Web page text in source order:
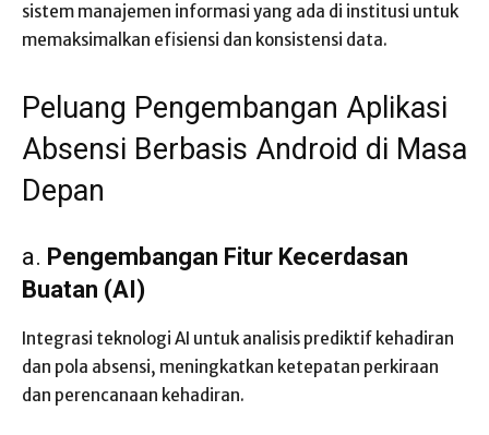
sistem manajemen informasi yang ada di institusi untuk
memaksimalkan efisiensi dan konsistensi data.
Peluang Pengembangan Aplikasi
Absensi Berbasis Android di Masa
Depan
a. Pengembangan Fitur Kecerdasan
Buatan (AI)
Integrasi teknologi AI untuk analisis prediktif kehadiran
dan pola absensi, meningkatkan ketepatan perkiraan
dan perencanaan kehadiran.